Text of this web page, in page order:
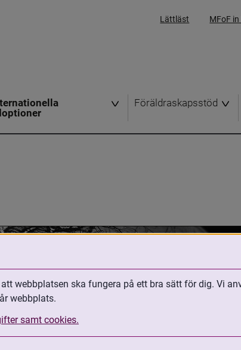
Lättläst MFoF
Föräldraskapsstöd
webbplatsen ska fungera på ett bra sätt för dig. Vi
webbplats.
samt cookies.